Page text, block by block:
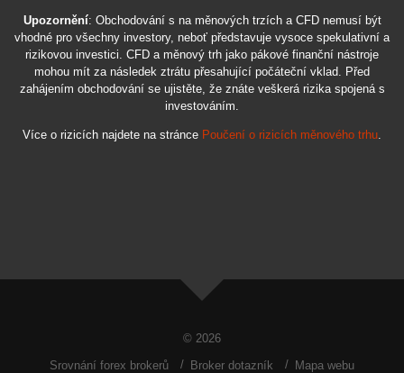
Upozornění: Obchodování s na měnových trzích a CFD nemusí být
vhodné pro všechny investory, neboť představuje vysoce spekulativní a
rizikovou investici. CFD a měnový trh jako pákové finanční nástroje
mohou mít za následek ztrátu přesahující počáteční vklad. Před
zahájením obchodování se ujistěte, že znáte veškerá rizika spojená s
investováním.
Více o rizicích najdete na stránce Poučení o rizicích měnového trhu.
© 2026
Srovnání forex brokerů
Broker dotazník Mapa webu